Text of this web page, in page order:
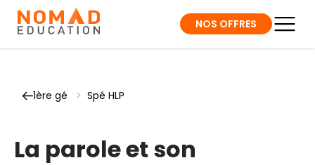
NOS OFFRES
1ère gé > Spé HLP
La parole et son